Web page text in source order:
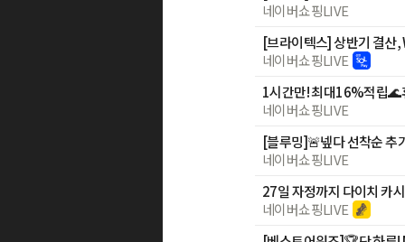
네이버쇼핑LIVE
[브라이텍스] 상반기 결산,
네이버쇼핑LIVE
1시간만! 최대16%적립🌊
네이버쇼핑LIVE
네이버쇼핑LIVE
네이버쇼핑LIVE